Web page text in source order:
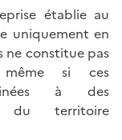
établie au
uniquement en
ne constitue pas
même si ces
à des
du territoire